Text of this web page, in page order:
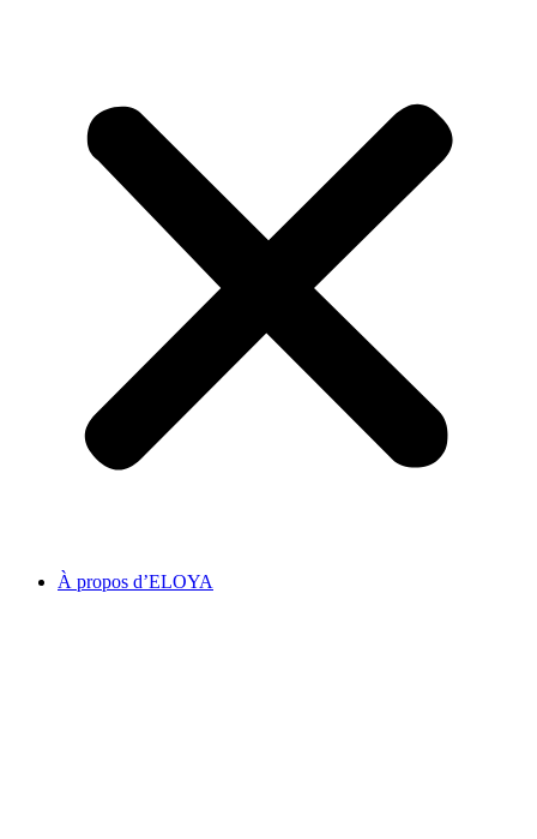
À propos d’ELOYA